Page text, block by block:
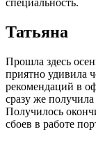
Татьяна
Прошла здесь
приятно удивила
рекомендаций в
сразу же
Получилось
сбоев в работе